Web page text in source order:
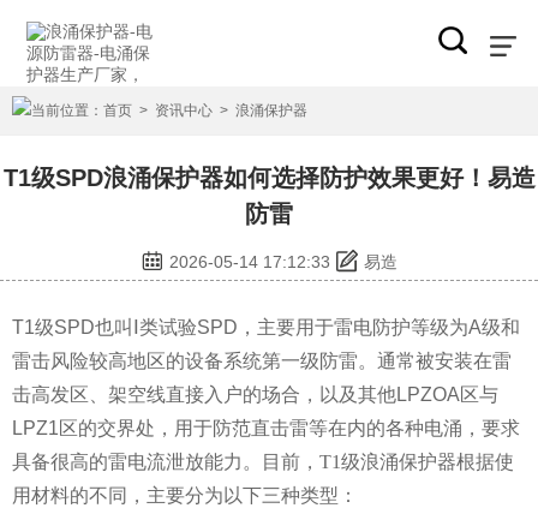
当前位置： 首页 > 资讯中心 > 浪涌保护器
T1级SPD浪涌保护器如何选择防护效果更好！易造
防雷
2026-05-14 17:12:33 易造
T1级SPD也叫Ⅰ类试验SPD，主要用于雷电防护等级为A级和
雷击风险较高地区的设备系统第一级防雷。 通常被安装在雷
击高发区、架空线直接入户的场合，以及其他LPZOA区与
LPZ1区的交界处，用于防范直击雷等在内的各种电涌，要求
具备很高的雷电流泄放能力。目前， T1级浪涌保护器根据使
用材料的不同，主要分为以下三种类型：